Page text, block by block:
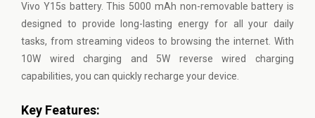
Vivo Y15s battery. This 5000 mAh non-removable battery is
designed to provide long-lasting energy for all your daily
tasks, from streaming videos to browsing the internet. With
10W wired charging and 5W reverse wired charging
capabilities, you can quickly recharge your device.
Key Features: